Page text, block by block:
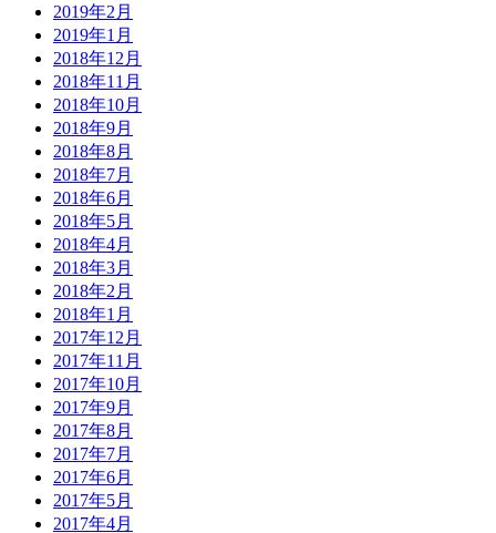
2019年2月
2019年1月
2018年12月
2018年11月
2018年10月
2018年9月
2018年8月
2018年7月
2018年6月
2018年5月
2018年4月
2018年3月
2018年2月
2018年1月
2017年12月
2017年11月
2017年10月
2017年9月
2017年8月
2017年7月
2017年6月
2017年5月
2017年4月